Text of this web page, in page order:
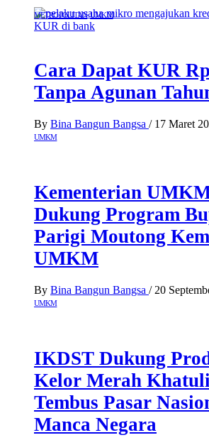
METROPOLITAN UMKM
Cara Dapat KUR
Tanpa Agunan
By Bina Bangun Bangsa / 17 Maret
UMKM
Kementerian
Dukung Program
Parigi Moutong
UMKM
By Bina Bangun Bangsa / 20
UMKM
IKDST Dukung
Kelor Merah
Tembus Pasar
Manca Negara